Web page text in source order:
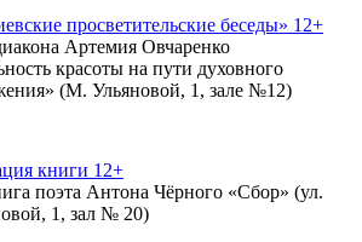
просветительские беседы» 12+
Артемия Овчаренко
красоты на пути духовного
(М. Ульяновой, 1, зале №12)
книги 12+
поэта Антона Чёрного «Сбор» (ул.
1, зал № 20)